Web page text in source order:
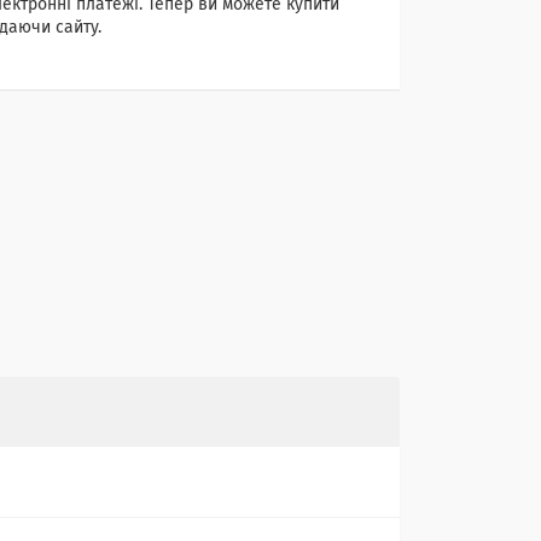
платежі. Тепер ви можете купити
сайту.